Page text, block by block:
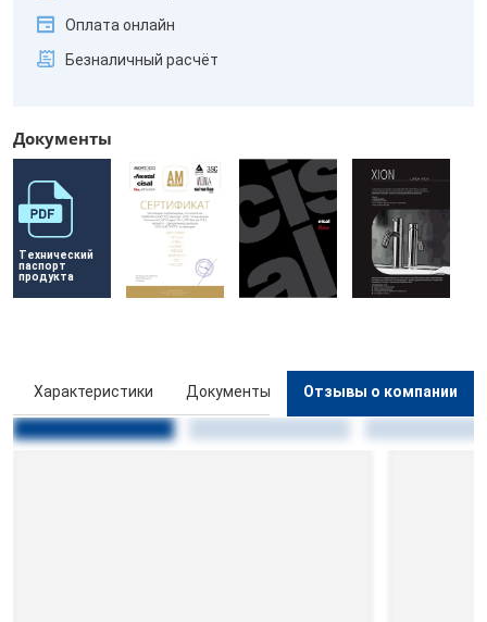
Оплата онлайн
Безналичный расчёт
Документы
Технический
паспорт
продукта
Характеристики Документы Отзывы о компании